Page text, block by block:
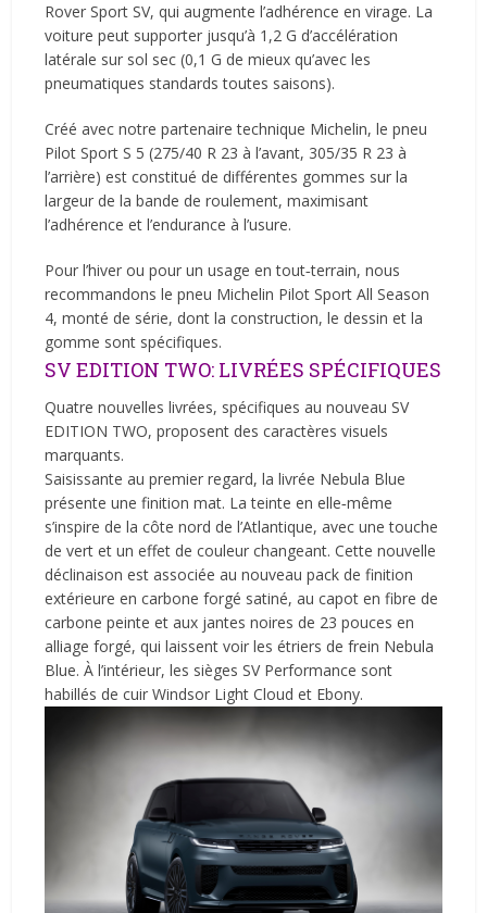
Rover Sport SV, qui augmente l’adhérence en virage. La
voiture peut supporter jusqu’à 1,2 G d’accélération
latérale sur sol sec (0,1 G de mieux qu’avec les
pneumatiques standards toutes saisons).
Créé avec notre partenaire technique Michelin, le pneu
Pilot Sport S 5 (275/40 R 23 à l’avant, 305/35 R 23 à
l’arrière) est constitué de différentes gommes sur la
largeur de la bande de roulement, maximisant
l’adhérence et l’endurance à l’usure.
Pour l’hiver ou pour un usage en tout‑terrain, nous
recommandons le pneu Michelin Pilot Sport All Season
4, monté de série, dont la construction, le dessin et la
gomme sont spécifiques.
SV EDITION TWO: LIVRÉES SPÉCIFIQUES
Quatre nouvelles livrées, spécifiques au nouveau SV
EDITION TWO, proposent des caractères visuels
marquants.
Saisissante au premier regard, la livrée Nebula Blue
présente une finition mat. La teinte en elle‑même
s’inspire de la côte nord de l’Atlantique, avec une touche
de vert et un effet de couleur changeant. Cette nouvelle
déclinaison est associée au nouveau pack de finition
extérieure en carbone forgé satiné, au capot en fibre de
carbone peinte et aux jantes noires de 23 pouces en
alliage forgé, qui laissent voir les étriers de frein Nebula
Blue. À l’intérieur, les sièges SV Performance sont
habillés de cuir Windsor Light Cloud et Ebony.